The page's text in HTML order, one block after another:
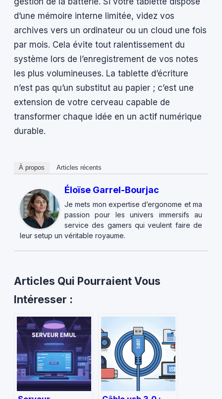
d’une mémoire interne limitée, videz vos
archives vers un ordinateur ou un cloud une fois
par mois. Cela évite tout ralentissement du
système lors de l’enregistrement de vos notes
les plus volumineuses. La tablette d’écriture
n’est pas qu’un substitut au papier ; c’est une
extension de votre cerveau capable de
transformer chaque idée en un actif numérique
durable.
À propos Articles récents
Éloïse Garrel-Bourjac
Je mets mon expertise d’ergonome et ma
passion pour les univers immersifs au
service des gamers qui veulent faire de
leur setup un véritable royaume.
Articles Qui Pourraient Vous
Intéresser :